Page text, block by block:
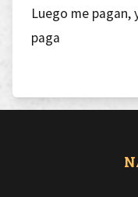
Luego me pagan,
paga
Nunca se acaba,